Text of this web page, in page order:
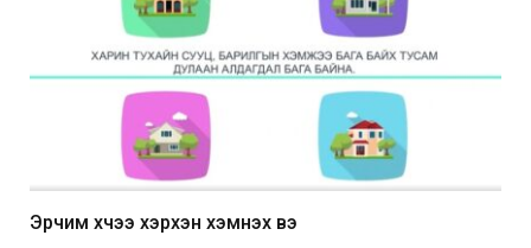
Эрчим хүчээ хэрхэн хэмнэх вэ